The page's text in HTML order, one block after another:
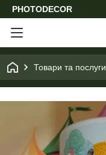
PHOTODECOR
Товари та послуги